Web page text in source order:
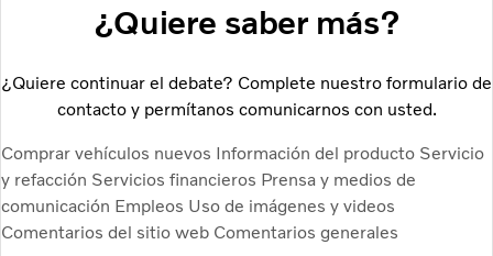
¿Quiere saber más?
¿Quiere continuar el debate? Complete nuestro formulario de
contacto y permítanos comunicarnos con usted.
Comprar vehículos nuevos Información del producto Servicio
y refacción Servicios financieros Prensa y medios de
comunicación Empleos Uso de imágenes y videos
Comentarios del sitio web Comentarios generales